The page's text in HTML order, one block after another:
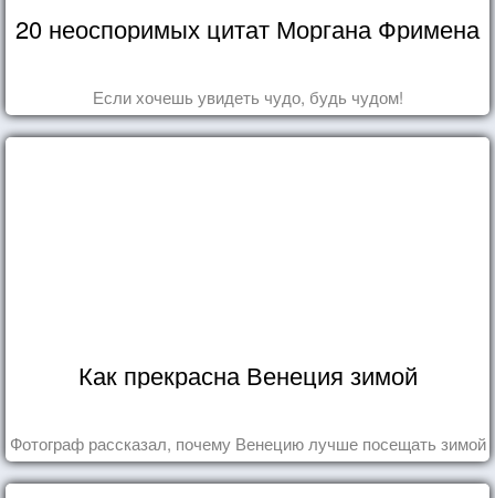
20 неоспоримых цитат Моргана Фримена
Если хочешь увидеть чудо, будь чудом!
Как прекрасна Венеция зимой
Фотограф рассказал, почему Венецию лучше посещать зимой